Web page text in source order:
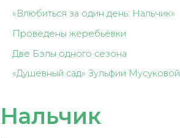
«Влюбиться за один день: Нальчик»
Проведены жеребьёвки
Две Бэлы одного сезона
«Душевный сад» Зульфии Мусуковой
Нальчик